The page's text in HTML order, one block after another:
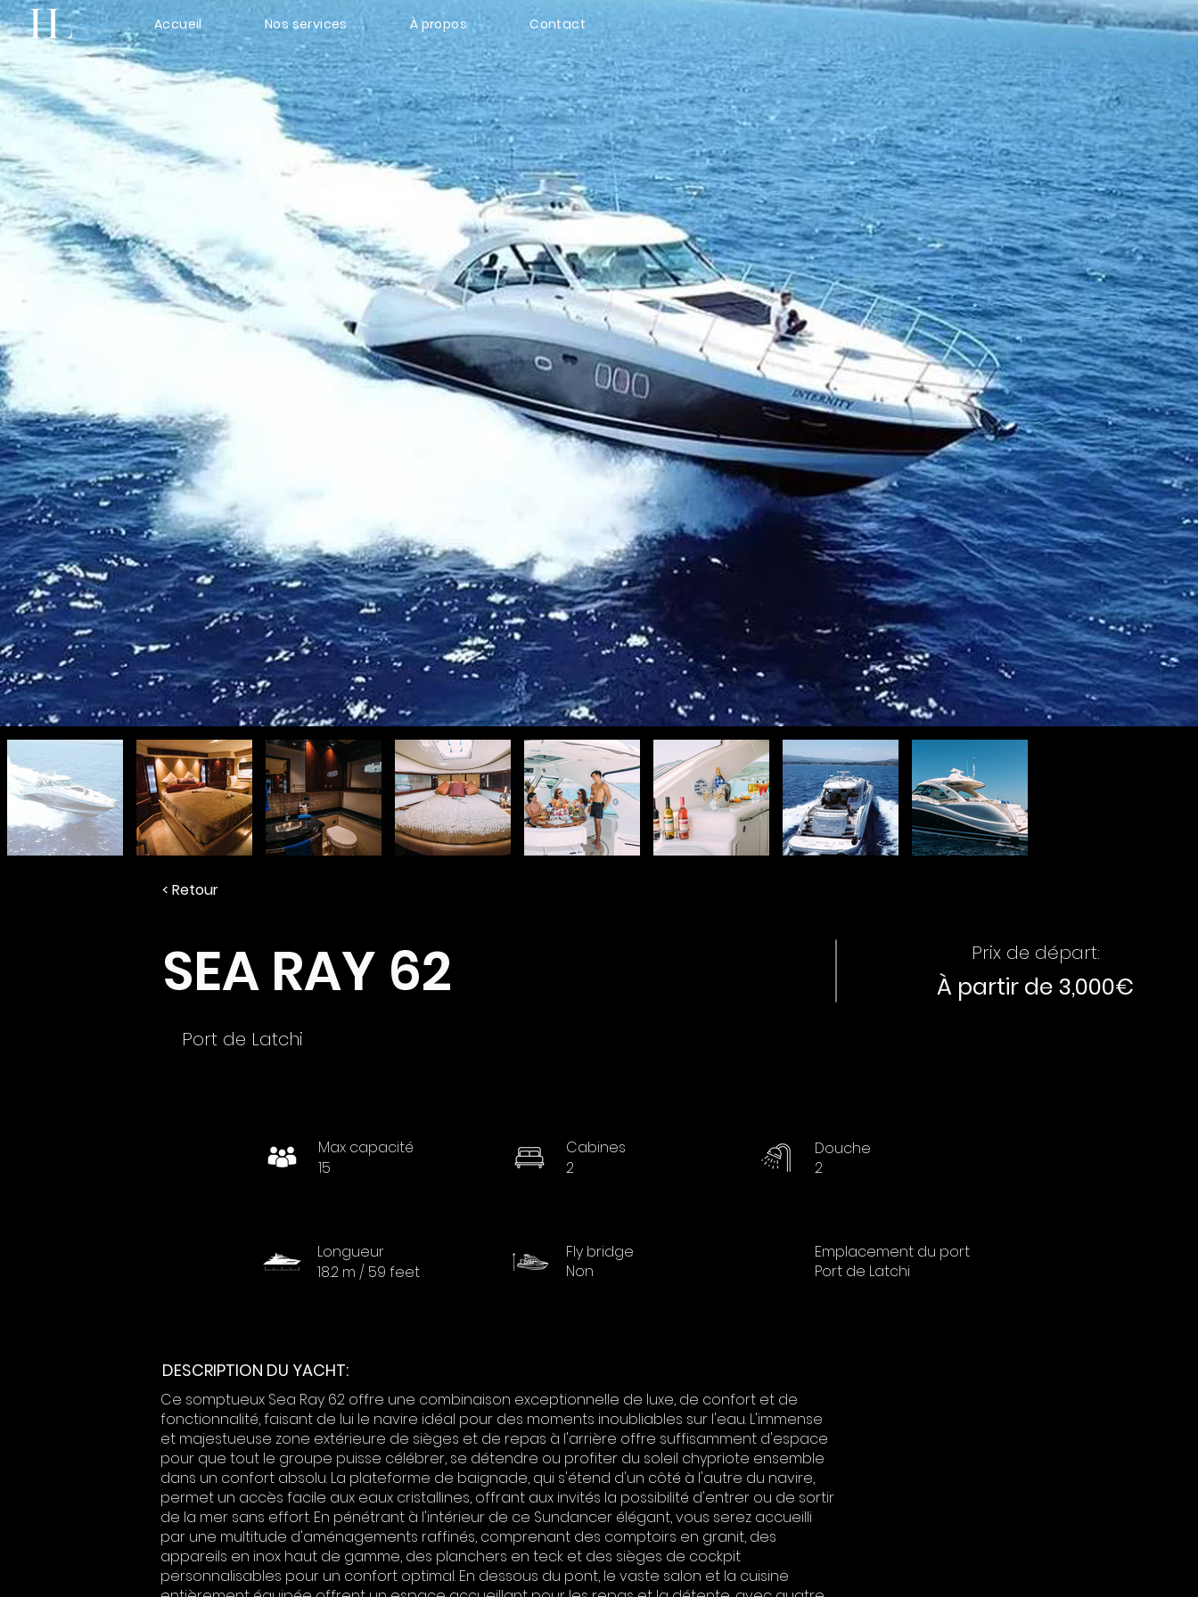
Accueil Nos services À propos Contact
< Retour
SEA RAY 62
Port de Latchi
Prix de départ:
À partir de 3,000€
Max capacité
15
Cabines
2
Douche
2
Longueur
18.2 m / 59 feet
Fly bridge
Non
Emplacement du port
Port de Latchi
DESCRIPTION DU YACHT:
Ce somptueux Sea Ray 62 offre une combinaison exceptionnelle de luxe, de confort et de
fonctionnalité, faisant de lui le navire idéal pour des moments inoubliables sur l'eau. L'immense
et majestueuse zone extérieure de sièges et de repas à l'arrière offre suffisamment d'espace
pour que tout le groupe puisse célébrer, se détendre ou profiter du soleil chypriote ensemble
dans un confort absolu. La plateforme de baignade, qui s'étend d'un côté à l'autre du navire,
permet un accès facile aux eaux cristallines, offrant aux invités la possibilité d'entrer ou de sortir
de la mer sans effort. En pénétrant à l'intérieur de ce Sundancer élégant, vous serez accueilli
par une multitude d'aménagements raffinés, comprenant des comptoirs en granit, des
appareils en inox haut de gamme, des planchers en teck et des sièges de cockpit
personnalisables pour un confort optimal. En dessous du pont, le vaste salon et la cuisine